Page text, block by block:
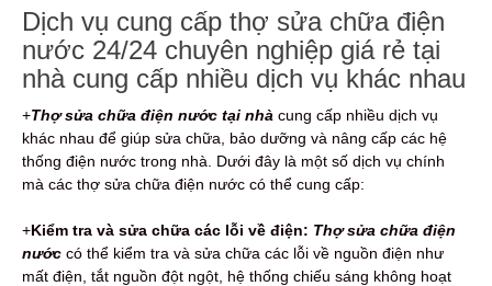
Dịch vụ cung cấp thợ sửa chữa điện
nước 24/24 chuyên nghiệp giá rẻ tại
nhà cung cấp nhiều dịch vụ khác nhau
+Thợ sửa chữa điện nước tại nhà cung cấp nhiều dịch vụ
khác nhau để giúp sửa chữa, bảo dưỡng và nâng cấp các hệ
thống điện nước trong nhà. Dưới đây là một số dịch vụ chính
mà các thợ sửa chữa điện nước có thể cung cấp:
+Kiểm tra và sửa chữa các lỗi về điện: Thợ sửa chữa điện
nước có thể kiểm tra và sửa chữa các lỗi về nguồn điện như
mất điện, tắt nguồn đột ngột, hệ thống chiếu sáng không hoạt